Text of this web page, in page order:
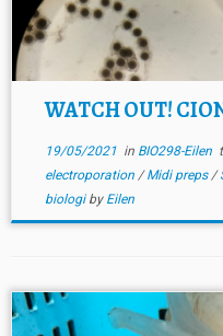
WATCH OUT!
19/05/2021in BIO298-Eilen
electroporation /Midi preps/
biologi by Eilen